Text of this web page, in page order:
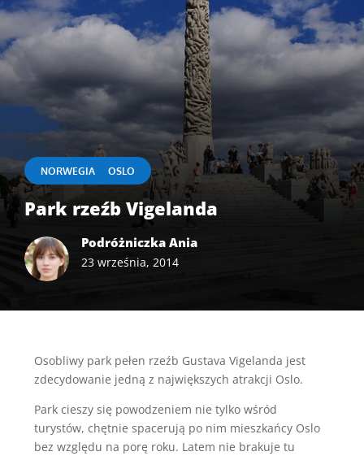
NORWEGIA OSLO
Park rzeźb Vigelanda
Podróżniczka Ania
23 września, 2014
Osobliwy park pełen rzeźb Gustava Vigelanda jest
zdecydowanie jedną z największych atrakcji Oslo.
Park cieszy się powodzeniem nie tylko wśród
turystów, chętnie spacerują po nim mieszkańcy Oslo
bez względu na porę roku. Latem nie brakuje tu